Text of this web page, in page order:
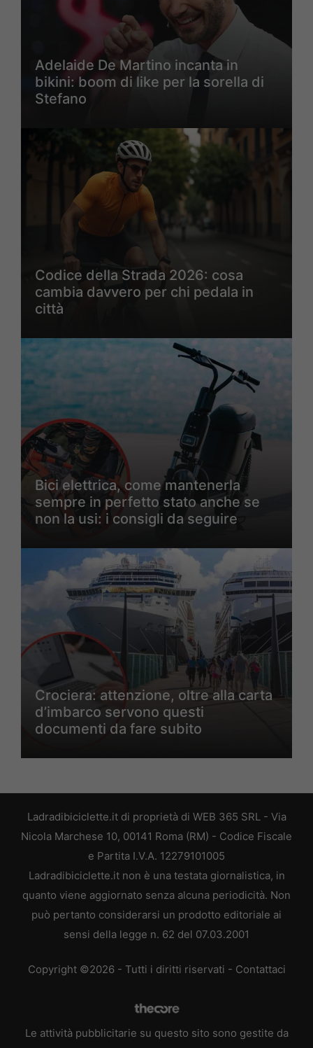
Adelaide De Martino incanta in
bikini: boom di like per la sorella di
Stefano
Codice della Strada 2026: cosa
cambia davvero per chi pedala in
città
Bici elettrica, come mantenerla
sempre in perfetto stato anche se
non la usi: i consigli da seguire
Crociera: attenzione, oltre alla carta
d’imbarco servono questi
documenti da fare subito
Ladradibiciclette.it di proprietà di WEB 365 SRL - Via
Nicola Marchese 10, 00141 Roma (RM) - Codice Fiscale
e Partita I.V.A. 12279101005
Ladradibiciclette.it non è una testata giornalistica, in
quanto viene aggiornato senza alcuna periodicità. Non
può pertanto considerarsi un prodotto editoriale ai
sensi della legge n. 62 del 07.03.2001
Copyright ©2026 - Tutti i diritti riservati - Contattaci
Le attività pubblicitarie su questo sito sono gestite da